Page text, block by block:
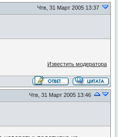
Чтв, 31 Март 2005 13:37
Известить модератора
Чтв, 31 Март 2005 13:46